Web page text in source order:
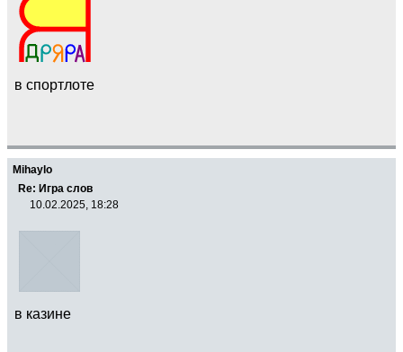
в спортлоте
Mihaylo
Re: Игра слов
10.02.2025, 18:28
в казине